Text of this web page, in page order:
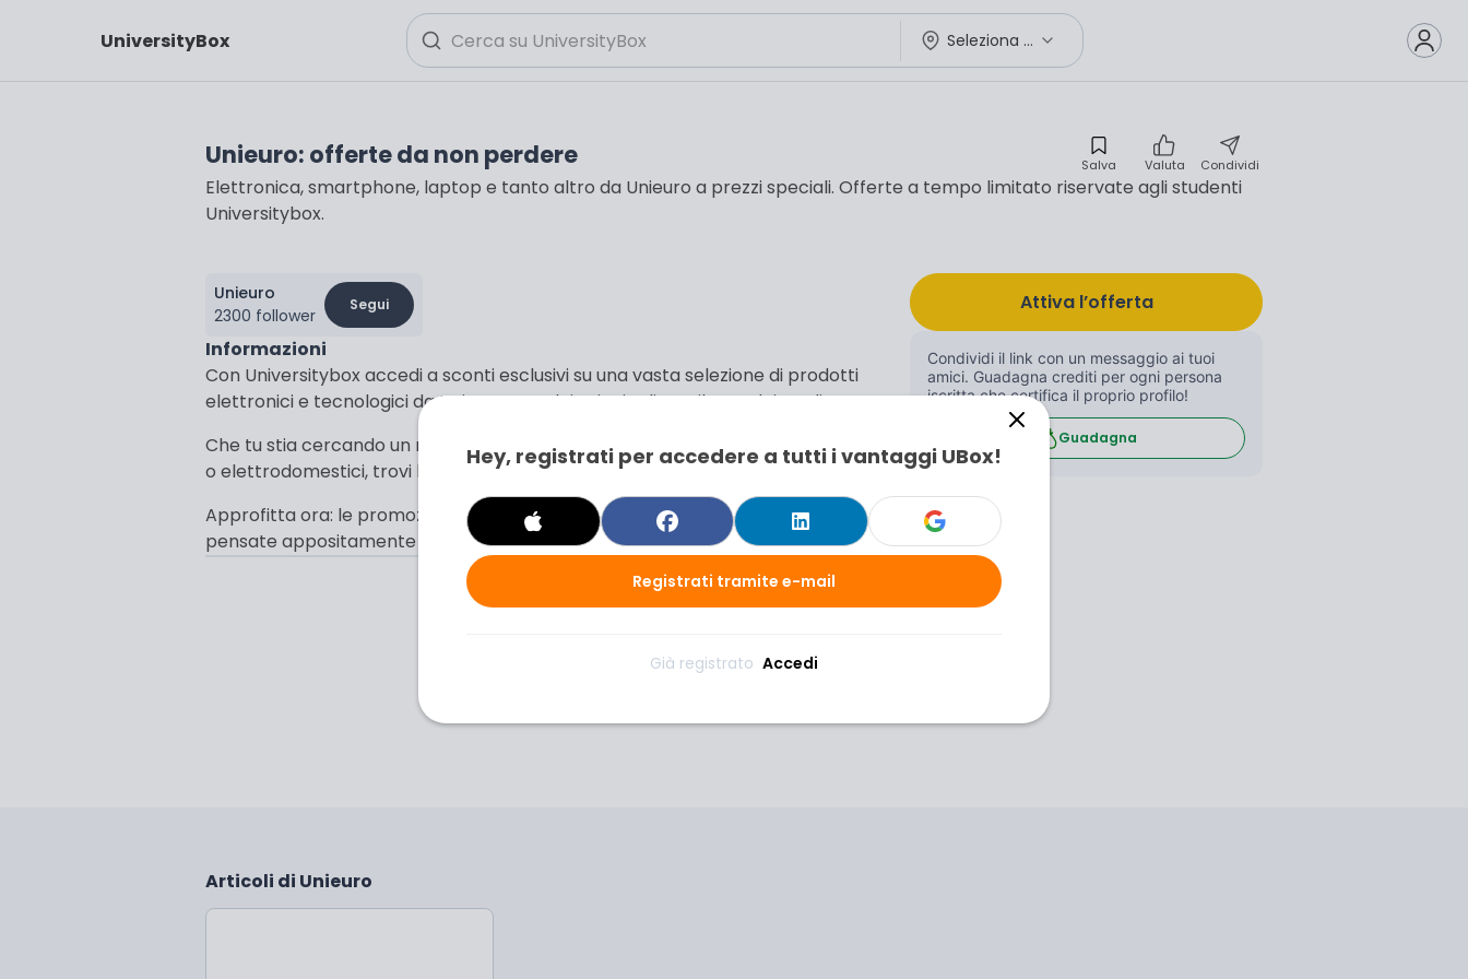
UniversityBox Seleziona città
Unieuro: offerte da non perdere Salva Valuta Condividi
Elettronica, smartphone, laptop e tanto altro da Unieuro a prezzi speciali. Offerte a tempo limitato riservate agli studenti
Universitybox.
Unieuro
2300 follower
Segui
Informazioni
Con Universitybox accedi a sconti esclusivi su una vasta selezione di prodotti
elettronici e tecnologici da Unieuro, uno dei principali retailer tech in Italia.
Che tu stia cercando un nuovo smartphone, un laptop per lo studio, cuffie, tablet
o elettrodomestici, trovi le migliori offerte a prezzi riservati.
Approfitta ora: le promozioni sono disponibili solo per un tempo limitato e
pensate appositamente per gli studenti.
Attiva l’offerta
Condividi il link con un messaggio ai tuoi
amici. Guadagna crediti per ogni persona
iscritta che certifica il proprio profilo!
Guadagna
Articoli di Unieuro
Hey, registrati per accedere a tutti i vantaggi UBox!
Registrati tramite e-mail
Già registrato Accedi